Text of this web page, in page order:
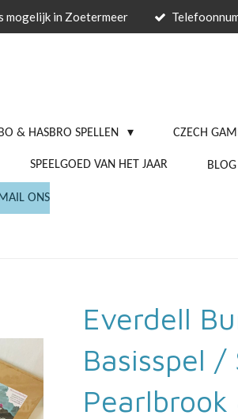
mogelijk in Zoetermeer
& HASBRO SPELLEN CZECH
SPEELGOED VAN HET JAAR BLOG
ONS
Everdell
Basisspel